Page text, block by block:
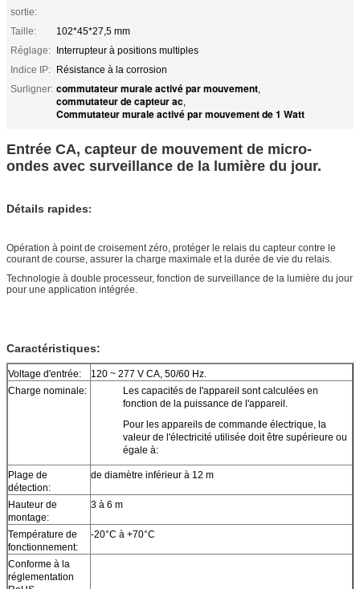
sortie:
Taille:
102*45*27,5 mm
Réglage: Interrupteur à positions multiples
Indice IP: Résistance à la corrosion
Surligner: commutateur murale activé par mouvement,
commutateur de capteur ac,
Commutateur murale activé par mouvement de 1 Watt
Entrée CA, capteur de mouvement de micro-
ondes avec surveillance de la lumière du jour.
Détails rapides:
Opération à point de croisement zéro, protéger le relais du capteur contre le
courant de course, assurer la charge maximale et la durée de vie du relais.
Technologie à double processeur, fonction de surveillance de la lumière du jour
pour une application intégrée.
Caractéristiques:
Voltage d'entrée:
120 ~ 277 V CA, 50/60 Hz.
Charge nominale:
Les capacités de l'appareil sont calculées en
fonction de la puissance de l'appareil.
Pour les appareils de commande électrique, la
valeur de l'électricité utilisée doit être supérieure ou
égale à:
Plage de
détection:
de diamètre inférieur à 12 m
Hauteur de
montage:
3 à 6 m
Température de
fonctionnement:
-20°C à +70°C
Conforme à la
réglementation